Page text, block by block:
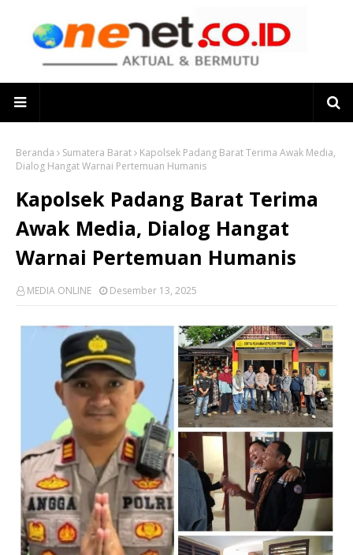
Beranda Sumatera Barat
Kapolsek Padang Barat Terima Awak Media,
Dialog Hangat Warnai Pertemuan Humanis
Kapolsek Padang Barat Terima
Awak Media, Dialog Hangat
Warnai Pertemuan Humanis
MEDIA ONLINE Desember 13, 2025